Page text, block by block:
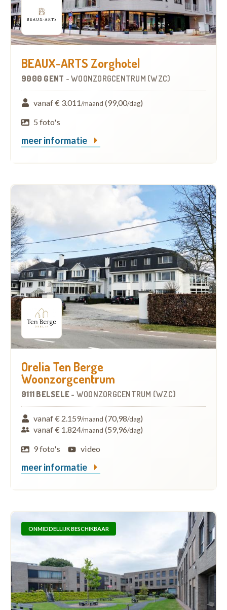
BEAUX-ARTS Zorghotel
9000 GENT - WOONZORGCENTRUM (WZC)
vanaf € 3.011/maand (99,00/dag)
5 foto's
meer informatie
Orelia Ten Berge
Woonzorgcentrum
9111 BELSELE - WOONZORGCENTRUM (WZC)
vanaf € 2.159/maand (70,98/dag)
vanaf € 1.824/maand (59,96/dag)
9 foto's
video
meer informatie
ONMIDDELLIJK BESCHIKBAAR